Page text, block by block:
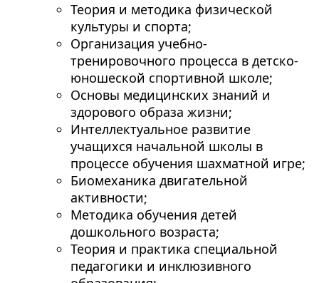
Теория и методика физической
культуры и спорта;
Организация учебно-
тренировочного процесса в детско-
юношеской спортивной школе;
Основы медицинских знаний и
здорового образа жизни;
Интеллектуальное развитие
учащихся начальной школы в
процессе обучения шахматной игре;
Биомеханика двигательной
активности;
Методика обучения детей
дошкольного возраста;
Теория и практика специальной
педагогики и инклюзивного